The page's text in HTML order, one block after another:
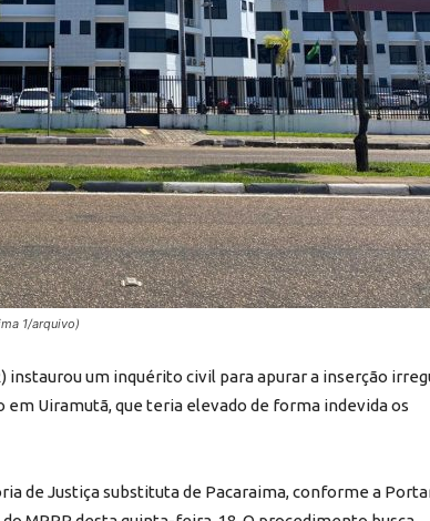
1/arquivo)
instaurou um inquérito civil para apurar a inserção
em Uiramutã, que teria elevado de forma indevida os
de Justiça substituta de Pacaraima, conforme a